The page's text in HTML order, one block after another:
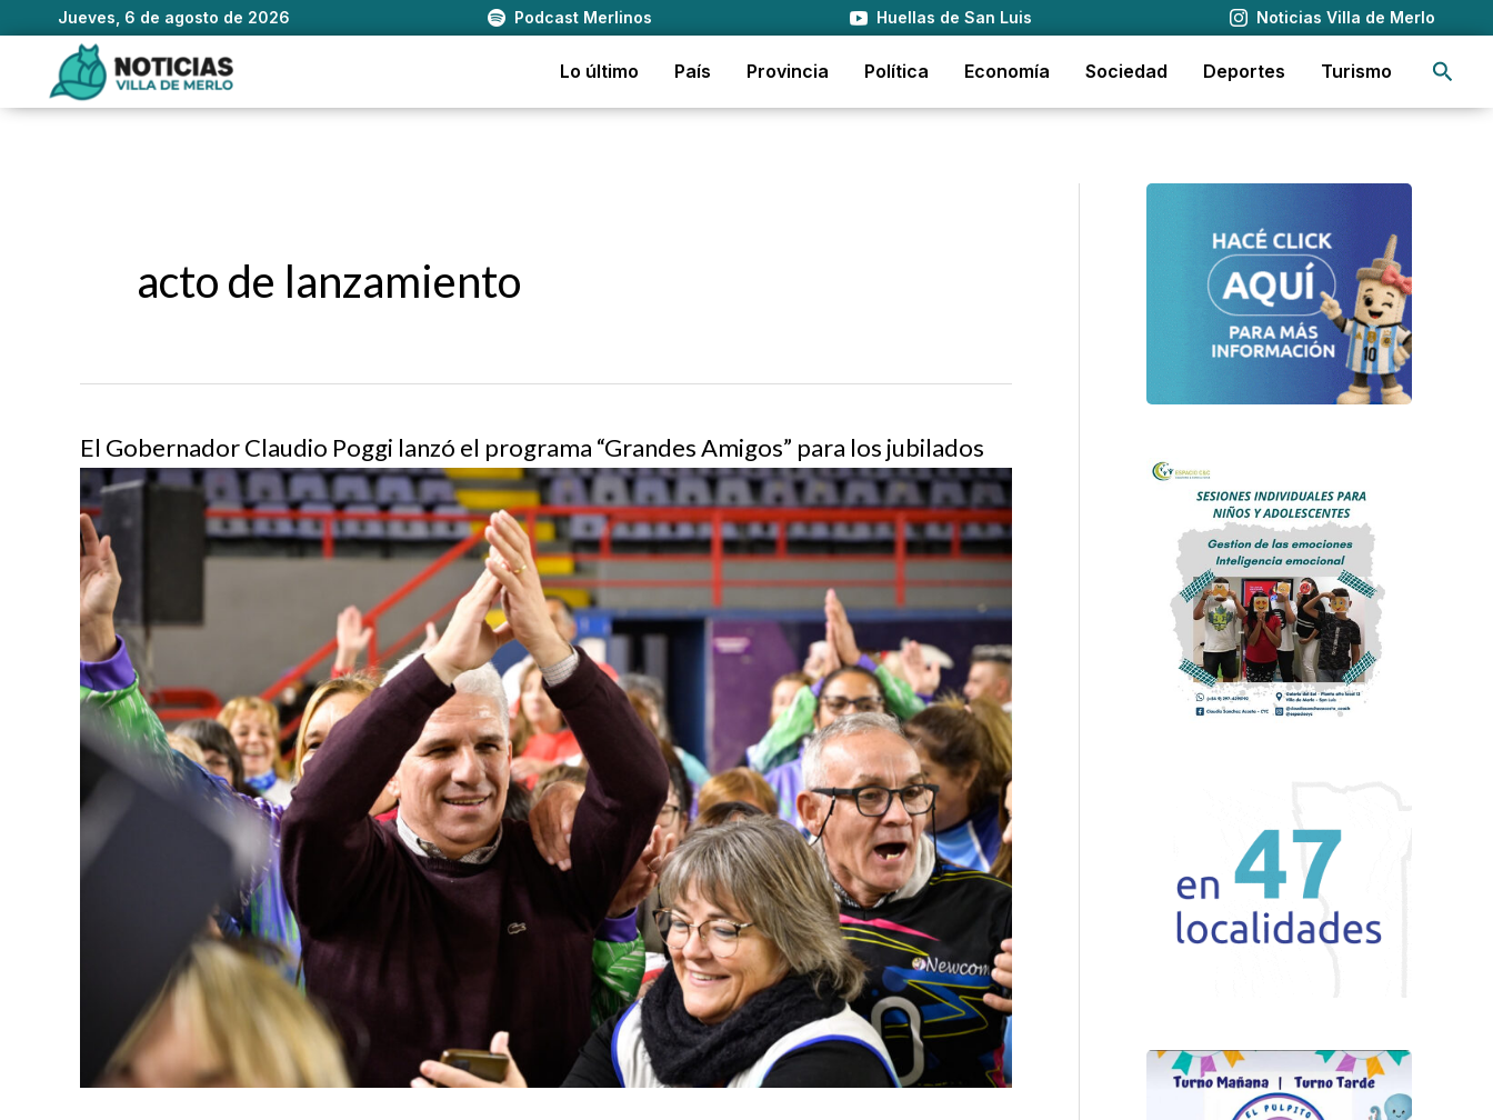
Jueves, 6 de agosto de 2026 Podcast Merlinos Huellas de San Luis Noticias Villa de Merlo
contenido
Lo último País Provincia Política Economía Sociedad Deportes Turismo
acto de lanzamiento
El Gobernador Claudio Poggi lanzó el programa “Grandes Amigos” para los jubilados